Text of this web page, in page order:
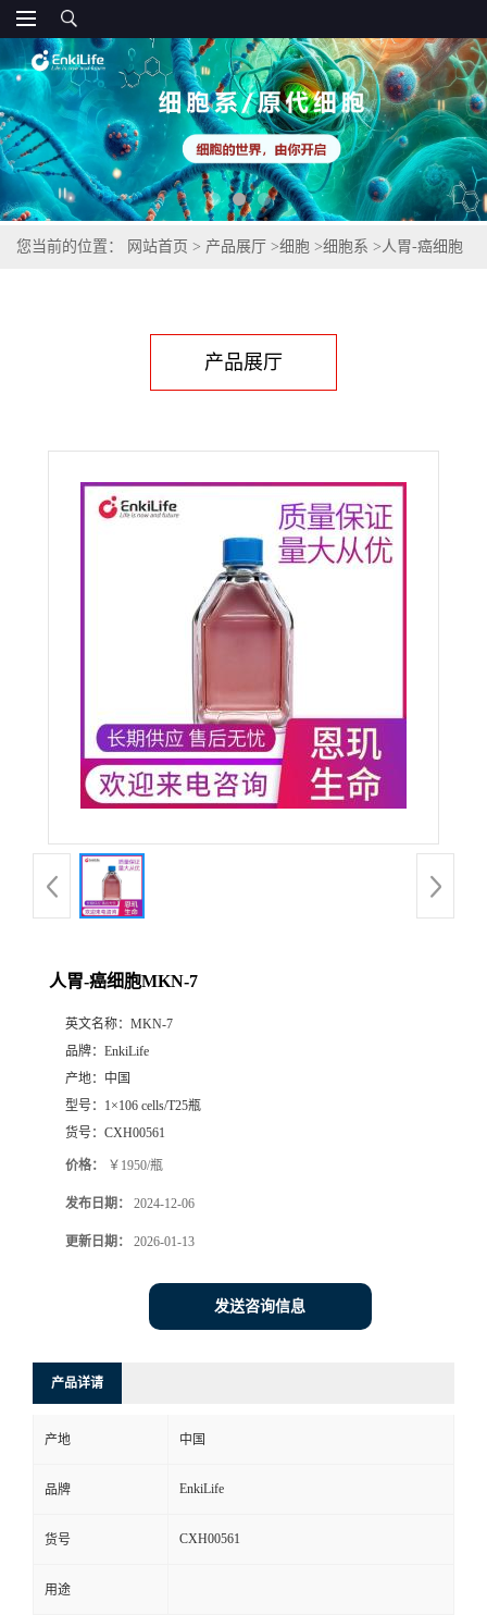
您当前的位置： 网站首页 > 产品展厅 >细胞 >细胞系 >人胃-癌细胞
产品展厅
人胃-癌细胞MKN-7
英文名称： MKN-7
品牌： EnkiLife
产地： 中国
型号： 1×106 cells/T25瓶
货号： CXH00561
价格： ￥1950/瓶
发布日期： 2024-12-06
更新日期： 2026-01-13
发送咨询信息
产品详请
产地 中国
品牌 EnkiLife
货号 CXH00561
用途